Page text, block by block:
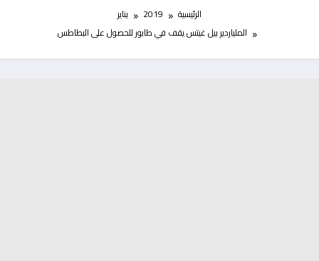
الرئيسية 2019
يناير
الملياردير بيل غيتس يقف في طابور للحصول على البطاطس